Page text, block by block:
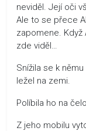
neviděl. Její oči
Ale to se přece
zapomene. Když
zde viděl…
Snížila se k
ležel na zemi.
Políbila ho na
Z jeho mobilu